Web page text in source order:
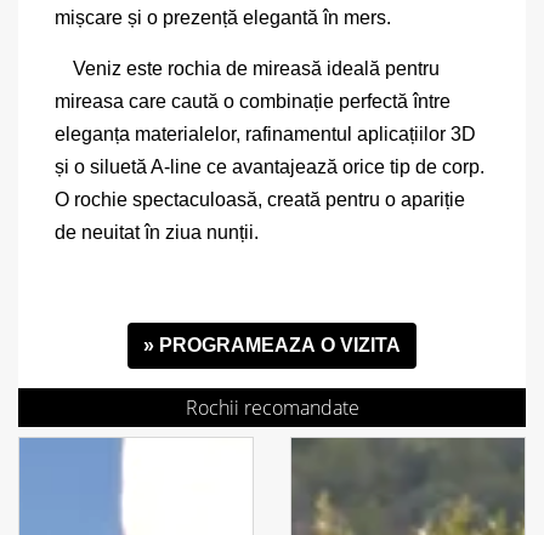
mișcare și o prezență elegantă în mers.
Veniz este rochia de mireasă ideală pentru
mireasa care caută o combinație perfectă între
eleganța materialelor, rafinamentul aplicațiilor 3D
și o siluetă A-line ce avantajează orice tip de corp.
O rochie spectaculoasă, creată pentru o apariție
de neuitat în ziua nunții.
» PROGRAMEAZA O VIZITA
Rochii recomandate